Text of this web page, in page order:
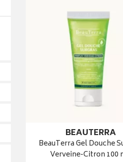
BEAUTERRA
BeauTerra Gel Douche
Verveine-Citron 100